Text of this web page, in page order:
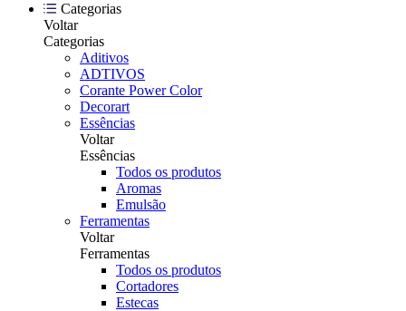
Categorias
Voltar
Categorias
Aditivos
ADTIVOS
Corante Power Color
Decorart
Essências
Voltar
Essências
Todos os produtos
Aromas
Emulsão
Ferramentas
Voltar
Ferramentas
Todos os produtos
Cortadores
Estecas